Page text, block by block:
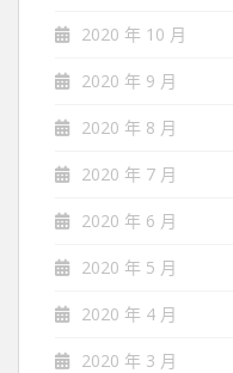
2020 年 10 月
2020 年 9 月
2020 年 8 月
2020 年 7 月
2020 年 6 月
2020 年 5 月
2020 年 4 月
2020 年 3 月